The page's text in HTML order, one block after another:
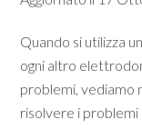
Quando si utilizza
ogni altro
problemi, vediamo
risolvere i problemi